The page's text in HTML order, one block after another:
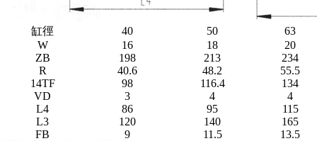
缸徑 40 50
63
W
16 18
20
ZB
198 213
234
R
40.6 48.2
55.5
14TF
98 116.4
134
VD
3 4
4
L4
86 95
115
L3
120 140
165
FB
9 11.5 13.5